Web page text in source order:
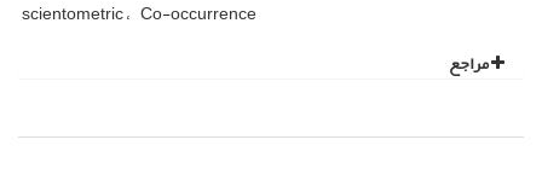
scientometric Co-occurrence
مراجع